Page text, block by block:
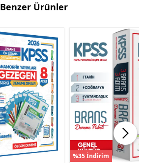
Benzer Ürünler
%35 İndirim